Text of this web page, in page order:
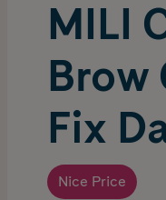
MILI
Brow
Fix
Nice Price